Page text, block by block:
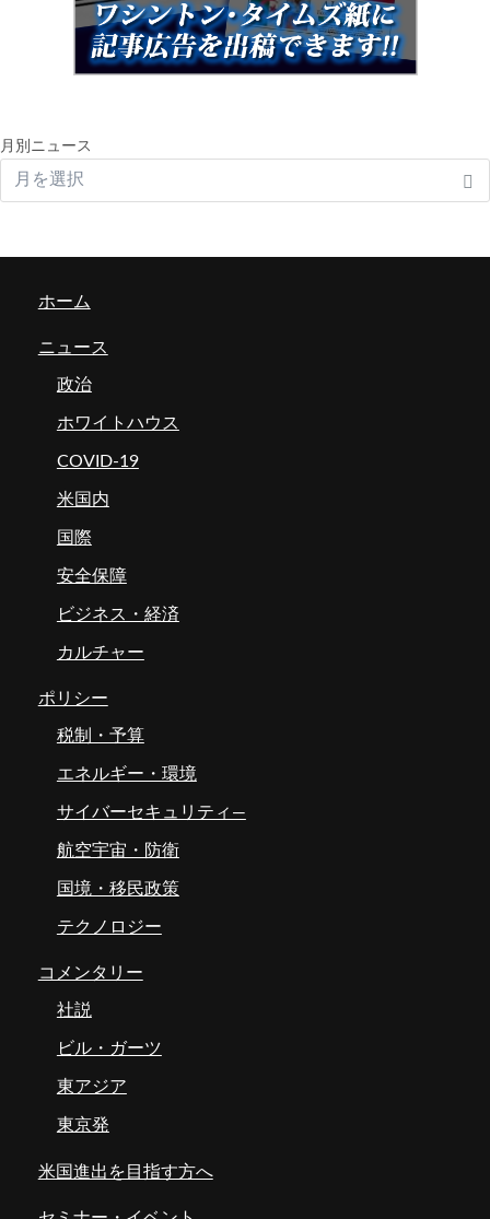
月別ニュース
ホーム
ニュース
政治
ホワイトハウス
COVID-19
米国内
国際
安全保障
ビジネス・経済
カルチャー
ポリシー
税制・予算
エネルギー・環境
サイバーセキュリティ―
航空宇宙・防衛
国境・移民政策
テクノロジー
コメンタリー
社説
ビル・ガーツ
東アジア
東京発
米国進出を目指す方へ